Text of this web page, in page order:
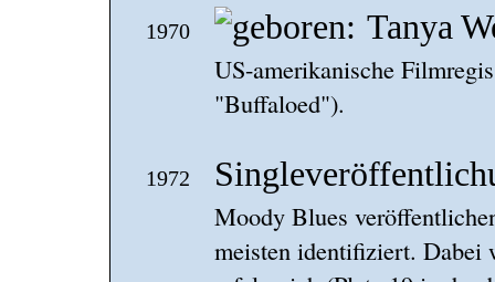
1970 Tanya
US-amerikanische
"Buffaloed").
1972
Moody Blues
meisten identifiziert. Dabei